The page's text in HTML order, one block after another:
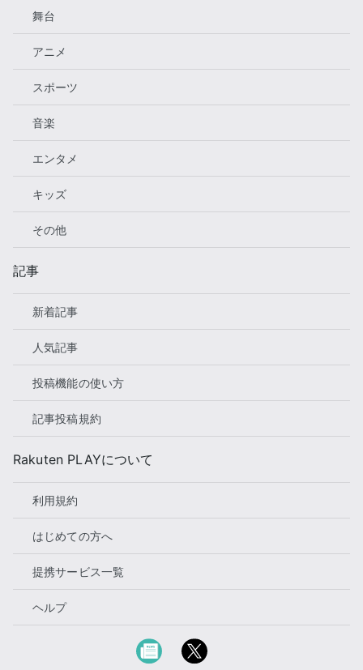
舞台
アニメ
スポーツ
音楽
エンタメ
キッズ
その他
記事
新着記事
人気記事
投稿機能の使い方
記事投稿規約
Rakuten PLAYについて
利用規約
はじめての方へ
提携サービス一覧
ヘルプ